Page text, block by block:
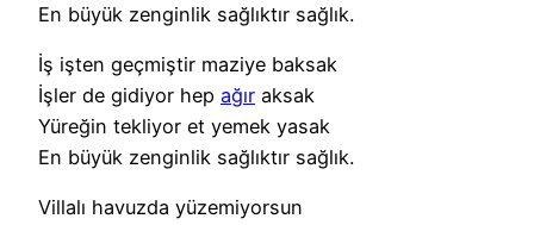
En büyük zenginlik sağlıktır sağlık.
İş işten geçmiştir maziye baksak
İşler de gidiyor hep ağır aksak
Yüreğin tekliyor et yemek yasak
En büyük zenginlik sağlıktır sağlık.
Villalı havuzda yüzemiyorsun